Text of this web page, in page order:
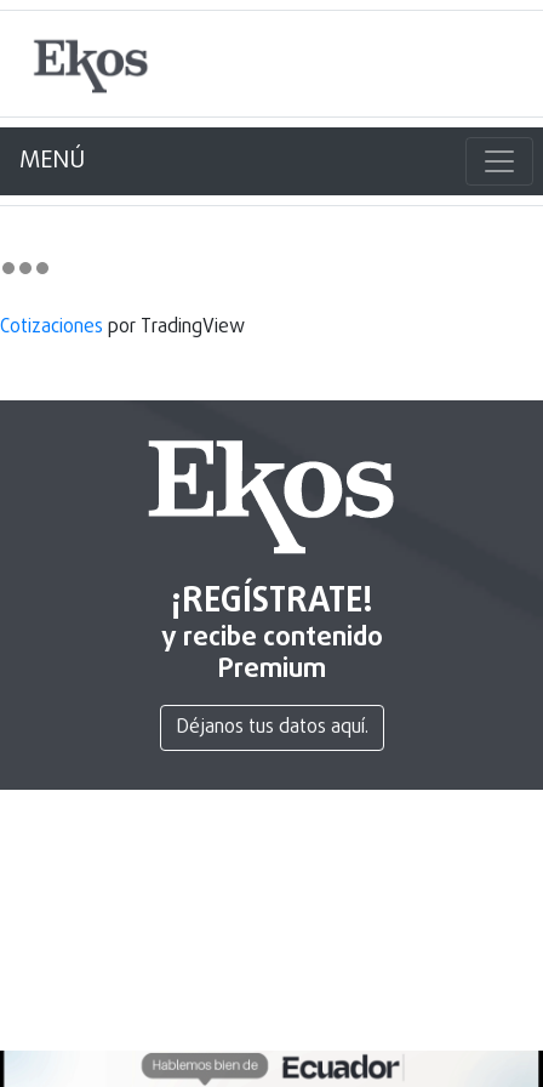
MENÚ
Cotizaciones por TradingView
¡REGÍSTRATE!
y recibe contenido
Premium
Déjanos tus datos aquí.